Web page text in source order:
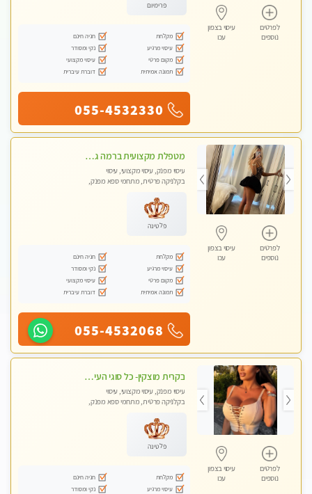
לפרטים
נוספים
עיסוי בצפון
עכו
פרימיום
מקלחת
חניה חינם
עיסוי מרגיע
נקי ומסודר
מקום פרטי
עיסוי מקצועי
תמונה אמיתית
דוברת עיברית
055-4532330
לפרטים
נוספים
עיסוי בצפון
עכו
מטפלת מקצועית ברמה גבוהה מומלץ מאוד !!! . . highly recommended -אין פרטים נוספים במקום -ללא מין !!
עיסוי מפנק, עיסוי מקצועי, עיסוי
בקלניקה פרטית, מתחמי ספא מפנק,
פלטינה
מקלחת
חניה חינם
עיסוי מרגיע
נקי ומסודר
מקום פרטי
עיסוי מקצועי
תמונה אמיתית
דוברת עיברית
055-4532068
לפרטים
נוספים
עיסוי בצפון
עכו
בקרית מוצקין- כל סוגי העיסויים מעסה מקצועית ואיכותית פרטי!!! -ללא מין !
עיסוי מפנק, עיסוי מקצועי, עיסוי
בקלניקה פרטית, מתחמי ספא מפנק,
פלטינה
מקלחת
חניה חינם
עיסוי מרגיע
נקי ומסודר